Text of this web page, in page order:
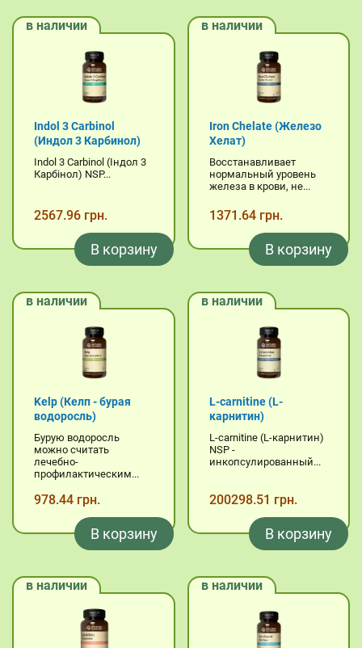
в наличии
Indol 3 Carbinol
(Индол 3 Карбинол)
Indol 3 Carbinol (Індол 3
Карбінол) NSP...
2567.96 грн.
В корзину
в наличии
Iron Chelate (Железо
Хелат)
Восстанавливает
нормальный уровень
железа в крови, не...
1371.64 грн.
В корзину
в наличии
Kelp (Келп - бурая
водоросль)
Бурую водоросль
можно считать
лечебно-
профилактическим...
978.44 грн.
В корзину
в наличии
L-carnitine (L-
карнитин)
L-carnitine (L-карнитин)
NSP -
инкопсулированный...
200298.51 грн.
В корзину
в наличии в наличии